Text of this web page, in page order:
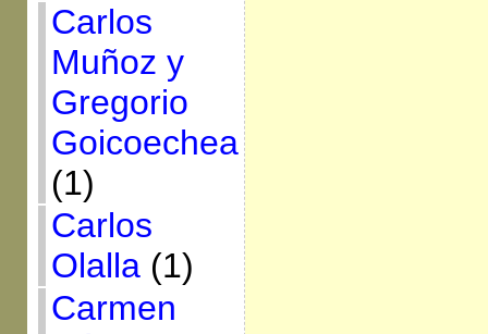
Carlos
Muñoz y
Gregorio
Goicoechea
(1)
Carlos
Olalla(1)
Carmen